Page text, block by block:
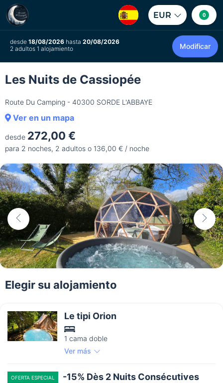
EUR 0
desde 18/08/2026 hasta 20/08/2026
2 adultos 1 alojamiento
Modificar
Les Nuits de Cassiopée
Route Du Camping - 40300 SORDE L'ABBAYE
Ver en un mapa
desde 272,00 €
para 2 noches, 2 adultos o 136,00 € / noche
Elegir su alojamiento
Le tipi Orion
1 cama doble
Ver más
OFERTA ESPECIAL -15% Dès 2 Nuits Consécutives